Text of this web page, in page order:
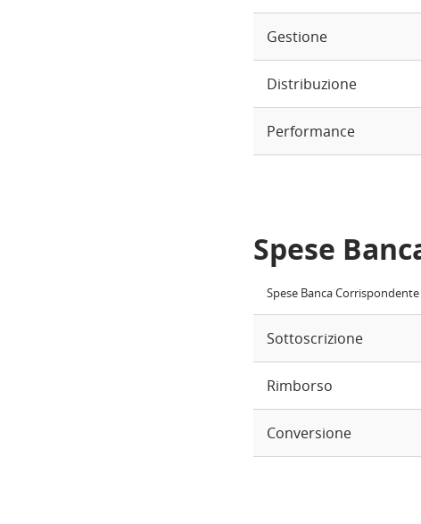
Gestione
Distribuzione
Performance
Spese
Spese Banca Corrispondente
Sottoscrizione
Rimborso
Conversione